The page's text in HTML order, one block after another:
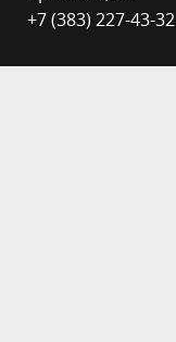
+7 (383) 227-43-32